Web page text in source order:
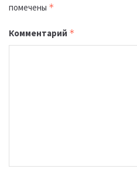
помечены *
Комментарий *